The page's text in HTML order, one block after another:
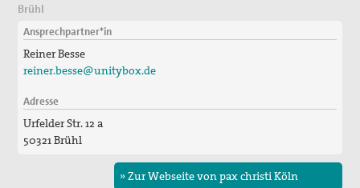
Brühl
Ansprechpartner*in
Reiner Besse
reiner.besse@unitybox.de
Adresse
Urfelder Str. 12 a
50321 Brühl
» Zur Webseite von pax christi Köln